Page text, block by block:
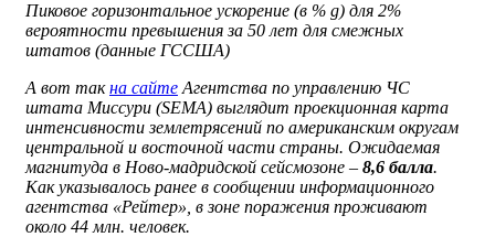
Пиковое горизонтальное ускорение (в % g) для 2%
вероятности превышения за 50 лет для смежных
штатов (данные ГССША)
А вот такна сайте Агентства по управлению ЧС
штата Миссури (SEMA) выглядит проекционная карта
интенсивности землетрясений по американским округам
центральной и восточной части страны. Ожидаемая
магнитуда в Ново-мадридской сейсмозоне – 8,6 балла.
Как указывалось ранее в сообщении информационного
агентства «Рейтер», в зоне поражения проживают
около 44 млн. человек.